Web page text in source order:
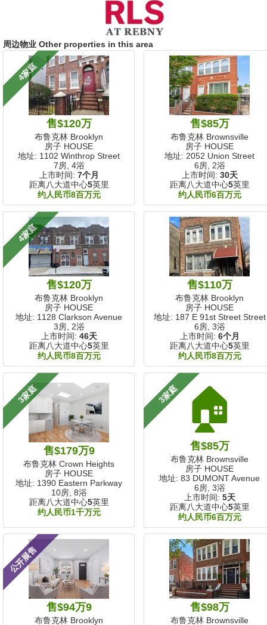
周边物业 Other properties in this area
4家庭
售$120万
布鲁克林 Brooklyn
房子 HOUSE
地址: 1102 Winthrop Street
7房, 4浴
上市时间: 7个月
距离八大道中心5英里
约人民币8百万元
售$85万
布鲁克林 Brownsville
房子 HOUSE
地址: 2052 Union Street
6房, 2浴
上市时间: 30天
距离八大道中心5英里
约人民币6百万元
4家庭
售$120万
布鲁克林 Brooklyn
房子 HOUSE
地址: 1128 Clarkson Avenue
3房, 2浴
上市时间: 46天
距离八大道中心5英里
约人民币8百万元
售$110万
布鲁克林 Brooklyn
房子 HOUSE
地址: 187 E 91st Street Street
6房, 3浴
上市时间: 6个月
距离八大道中心5英里
约人民币8百万元
3家庭
售$179万9
布鲁克林 Crown Heights
房子 HOUSE
地址: 1390 Eastern Parkway
10房, 8浴
距离八大道中心5英里
约人民币1千万元
3家庭 🏠
售$85万
布鲁克林 Brownsville
房子 HOUSE
地址: 83 DUMONT Avenue
6房, 3浴
上市时间: 5天
距离八大道中心5英里
约人民币6百万元
公开展售
售$94万9
布鲁克林 Brooklyn
售$98万
布鲁克林 Brownsville